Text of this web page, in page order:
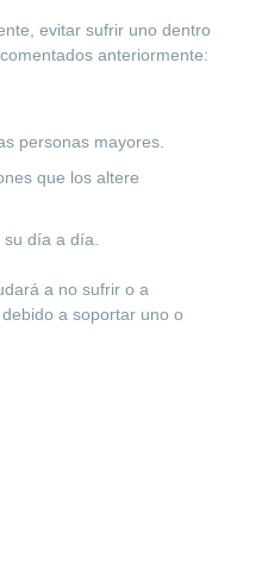
evitar sufrir uno dentro
anteriormente:
personas mayores.
que los altere
su día a día.
a no sufrir o a
a soportar uno o